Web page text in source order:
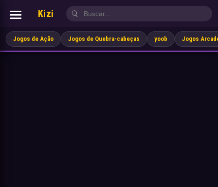
Kizi
Jogos de Ação Jogos de Quebra-cabeças yoob Jogos